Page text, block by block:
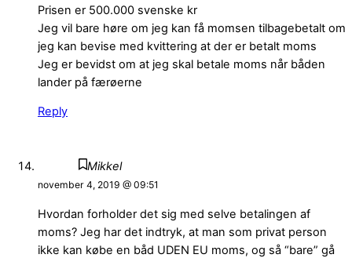
Prisen er 500.000 svenske kr
Jeg vil bare høre om jeg kan få momsen tilbagebetalt om
jeg kan bevise med kvittering at der er betalt moms
Jeg er bevidst om at jeg skal betale moms når båden
lander på færøerne
Reply
Mikkel
november 4, 2019 @ 09:51
Hvordan forholder det sig med selve betalingen af
moms? Jeg har det indtryk, at man som privat person
ikke kan købe en båd UDEN EU moms, og så “bare” gå